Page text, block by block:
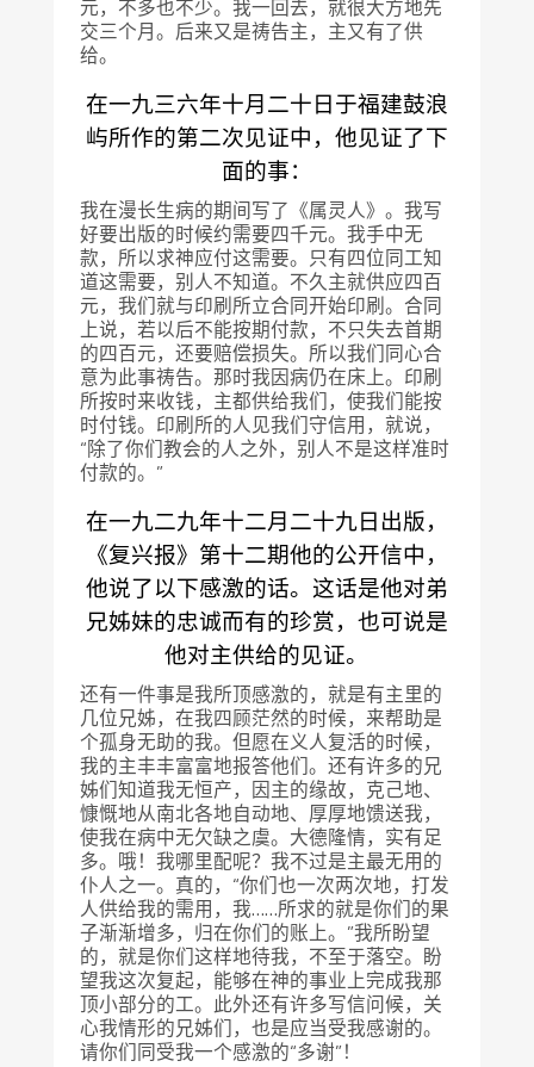
元，不多也不少。我一回去，就很大方地先
交三个月。后来又是祷告主，主又有了供
给。
在一九三六年十月二十日于福建鼓浪
屿所作的第二次见证中，他见证了下
面的事：
我在漫长生病的期间写了《属灵人》。我写
好要出版的时候约需要四千元。我手中无
款，所以求神应付这需要。只有四位同工知
道这需要，别人不知道。不久主就供应四百
元，我们就与印刷所立合同开始印刷。合同
上说，若以后不能按期付款，不只失去首期
的四百元，还要赔偿损失。所以我们同心合
意为此事祷告。那时我因病仍在床上。印刷
所按时来收钱，主都供给我们，使我们能按
时付钱。印刷所的人见我们守信用，就说，
“除了你们教会的人之外，别人不是这样准时
付款的。”
在一九二九年十二月二十九日出版，
《复兴报》第十二期他的公开信中，
他说了以下感激的话。这话是他对弟
兄姊妹的忠诚而有的珍赏，也可说是
他对主供给的见证。
还有一件事是我所顶感激的，就是有主里的
几位兄姊，在我四顾茫然的时候，来帮助是
个孤身无助的我。但愿在义人复活的时候，
我的主丰丰富富地报答他们。还有许多的兄
姊们知道我无恒产，因主的缘故，克己地、
慷慨地从南北各地自动地、厚厚地馈送我，
使我在病中无欠缺之虞。大德隆情，实有足
多。哦！我哪里配呢？我不过是主最无用的
仆人之一。真的，“你们也一次两次地，打发
人供给我的需用，我……所求的就是你们的果
子渐渐增多，归在你们的账上。”我所盼望
的，就是你们这样地待我，不至于落空。盼
望我这次复起，能够在神的事业上完成我那
顶小部分的工。此外还有许多写信问候，关
心我情形的兄姊们，也是应当受我感谢的。
请你们同受我一个感激的“多谢”！